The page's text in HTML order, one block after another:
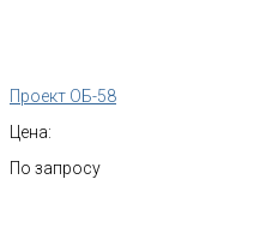
Проект ОБ-58
Цена:
По запросу